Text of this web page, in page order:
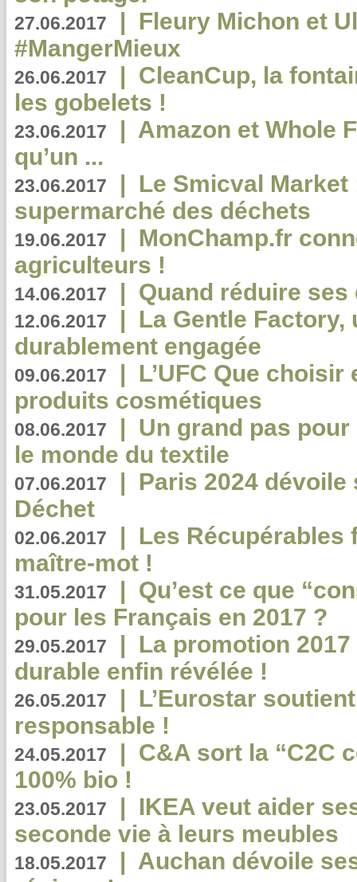
27.06.2017 | Fleury Michon et
#MangerMieux
26.06.2017 | CleanCup, la
les gobelets !
23.06.2017 | Amazon et Whole
qu’un ...
23.06.2017 | Le Smicval
supermarché des déchets
19.06.2017 | MonChamp.fr
agriculteurs !
14.06.2017 | Quand réduire
12.06.2017 | La Gentle
durablement engagée
09.06.2017 | L’UFC Que
produits cosmétiques
08.06.2017 | Un grand pas
le monde du textile
07.06.2017 | Paris 2024
Déchet
02.06.2017 | Les Récupérables
maître-mot !
31.05.2017 | Qu’est ce que
pour les Français en 2017 ?
29.05.2017 | La promotion
durable enfin révélée !
26.05.2017 | L’Eurostar
responsable !
24.05.2017 | C&A sort la “C2C
100% bio !
23.05.2017 | IKEA veut aider
seconde vie à leurs meubles
18.05.2017 | Auchan dévoile